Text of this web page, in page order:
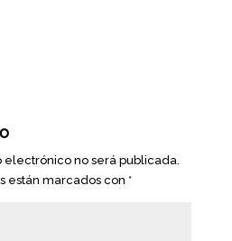
no será publicada.
están marcados con *